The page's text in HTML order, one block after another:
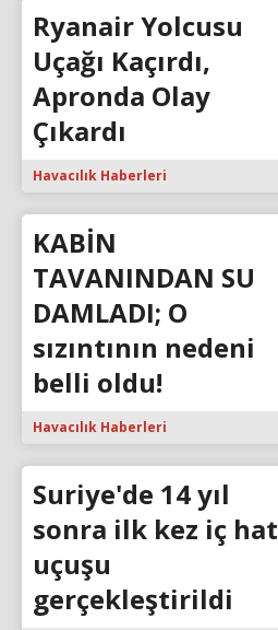
Ryanair Yolcusu
Uçağı Kaçırdı,
Apronda Olay
Çıkardı
Havacılık Haberleri
KABİN
TAVANINDAN SU
DAMLADI; O
sızıntının nedeni
belli oldu!
Havacılık Haberleri
Suriye'de 14 yıl
sonra ilk kez iç hat
uçuşu
gerçekleştirildi